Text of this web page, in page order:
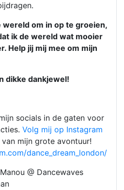
wereld om in op te groeien,
ik de wereld wat mooier
Help jij mij mee om mijn
dikke dankjewel!
socials in de gaten voor
Volg mij op Instagram
mijn grote avontuur!
dance_dream_london/
@ Dancewaves